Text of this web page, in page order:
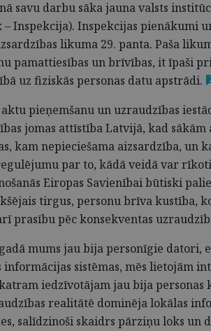
savu darbu sāka jauna valsts
Inspekcija). Inspekcijas pienākumi
likuma 29. panta. Paša
pamattiesības un brīvības, it īpaši
uz fiziskās personas datu apstrādi.
pieņemšanu un uzraudzības
jomas attīstība Latvijā, kad sākām
kam nepieciešama aizsardzība, un
par to, kādā veidā var
Eiropas Savienībai būtiski
tirgus, personu brīva kustība,
prasību pēc konsekventas
mums jau bija personīgie datori,
informācijas sistēmas, mēs lietojām
iedzīvotājam jau bija personas
realitātē dominēja lokālas
salīdzinoši skaidrs pārziņu loks un